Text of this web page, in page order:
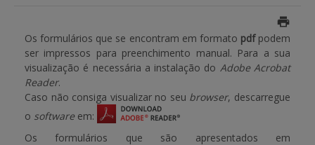
Login / Register
Os formulários que se encontram em formato pdfpodem
ser impressos para preenchimento manual. Para a sua
visualização é necessária a instalação do Adobe Acrobat
Reader.
Caso não consiga visualizar no seu browser, descarregue
o softwareem:
Os formulários que são apresentados em